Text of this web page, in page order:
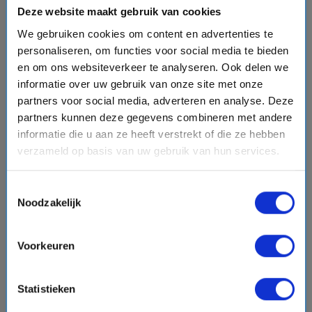
Deze website maakt gebruik van cookies
We gebruiken cookies om content en advertenties te
personaliseren, om functies voor social media te bieden
en om ons websiteverkeer te analyseren. Ook delen we
informatie over uw gebruik van onze site met onze
partners voor social media, adverteren en analyse. Deze
partners kunnen deze gegevens combineren met andere
informatie die u aan ze heeft verstrekt of die ze hebben
verzameld op basis van uw gebruik van hun services.
Noodzakelijk
Voorkeuren
Statistieken
Vergelijk
#Familiecruises
favorite
Carnival Cruise Line